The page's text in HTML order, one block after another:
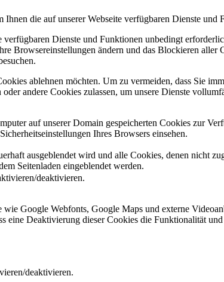
die auf unserer Webseite verfügbaren Dienste und
verfügbaren Dienste und Funktionen unbedingt
Browsereinstellungen ändern und das Blockieren
ablehnen möchten. Um zu vermeiden, dass Sie
andere Cookies zulassen, um unsere Dienste
auf unserer Domain gespeicherten Cookies zur
Ihres Browsers einsehen.
ausgeblendet wird und alle Cookies, denen nicht
Seitenladen eingeblendet werden.
deaktivieren.
Google Webfonts, Google Maps und externe
eine Deaktivierung dieser Cookies die Funktionalität
deaktivieren.